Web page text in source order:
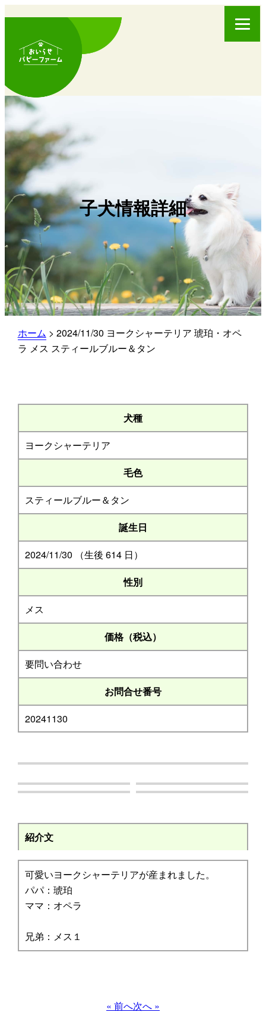
子犬情報詳細
ホーム > 2024/11/30 ヨークシャーテリア 琥珀・オペ
ラ メス スティールブルー＆タン
犬種
ヨークシャーテリア
毛色
スティールブルー＆タン
誕生日
2024/11/30 （生後 614 日）
性別
メス
価格（税込）
要問い合わせ
お問合せ番号
20241130
紹介文
可愛いヨークシャーテリアが産まれました。
パパ：琥珀
ママ：オペラ
兄弟：メス１
« 前へ次へ »